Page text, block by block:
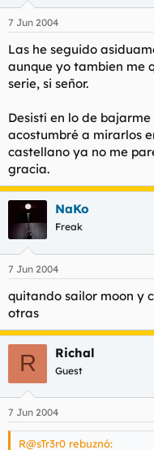
7 Jun 2004
Las he seguido
aunque yo tambien me
serie, si señor.
Desistí en lo de
acostumbré a mirarlos
castellano ya no me
gracia.
NaKo
Freak
7 Jun 2004
quitando sailor moon y
otras
R Richal
Guest
7 Jun 2004
R@sTr3r0 rebuznó: